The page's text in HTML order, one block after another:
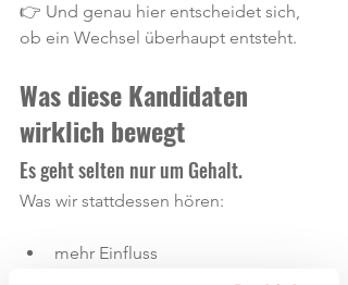
👉 Und genau hier entscheidet sich,
ob ein Wechsel überhaupt entsteht.
Was diese Kandidaten
wirklich bewegt
Es geht selten nur um Gehalt.
Was wir stattdessen hören:
mehr Einfluss